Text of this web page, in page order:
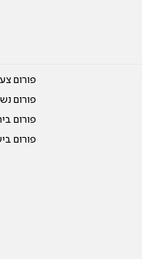
פורום
פורום
פורום
פורום